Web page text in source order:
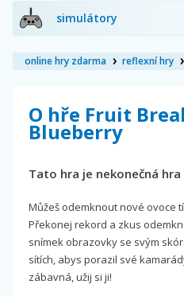
simulátory
online hry zdarma reflexní hry
O hře Fruit
Blueberry
Tato hra je nekonečná hra
Můžeš odemknout nové ovoce
Překonej rekord a zkus
snímek obrazovky se svým
sítích, abys porazil své
zábavná, užij si ji!